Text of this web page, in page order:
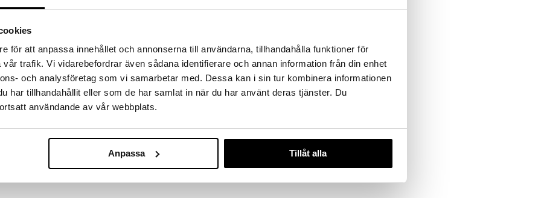
för att anpassa innehållet och annonserna till användarna, tillhandahålla funktioner för
trafik. Vi vidarebefordrar även sådana identifierare och annan information från din enhet
och analysföretag som vi samarbetar med. Dessa kan i sin tur kombinera informationen
har tillhandahållit eller som de har samlat in när du har använt deras tjänster. Du
användande av vår webbplats.
Anpassa Tillåt alla
cerevisiae),
L.),
medellånga triglycerider)